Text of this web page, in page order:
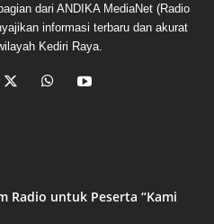
dari ANDIKA MediaNet (Radio
informasi terbaru dan akurat
Kediri Raya.
Radio untuk Peserta “Kami